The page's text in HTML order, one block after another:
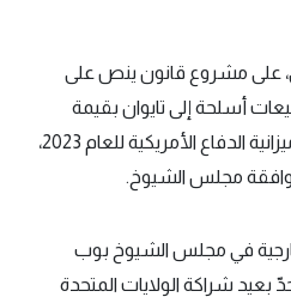
على مشروع قانون ينص على
أسلحة إلى تايوان بقيمة
عشرة مليارات دولار، ضمن ميزانية الدفاع الأمريكية للعام 2023،
مجلس الشيوخ.
في مجلس الشيوخ بوب
بعيد شراكة الولايات المتحدة